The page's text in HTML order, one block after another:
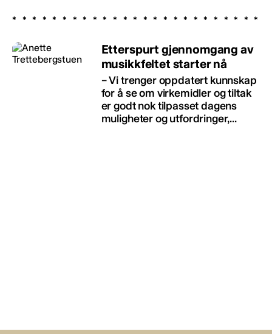
Etterspurt gjennomgang av
musikkfeltet starter nå
– Vi trenger oppdatert kunnskap
for å se om virkemidler og tiltak
er godt nok tilpasset dagens
muligheter og utfordringer,...